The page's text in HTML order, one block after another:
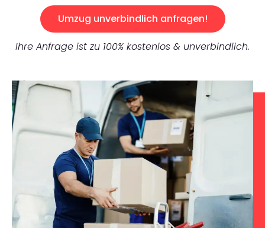
Umzug unverbindlich anfragen!
Ihre Anfrage ist zu 100% kostenlos & unverbindlich.